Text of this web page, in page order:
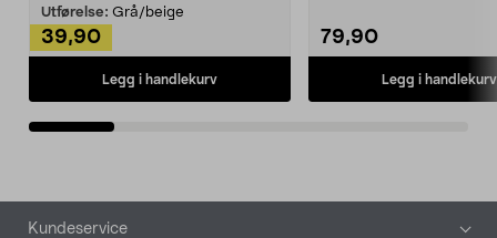
Utførelse: Grå/beige
39,90
Legg i handlekurv
79,90
Legg i handlekurv
Bunntekst
Kundeservice